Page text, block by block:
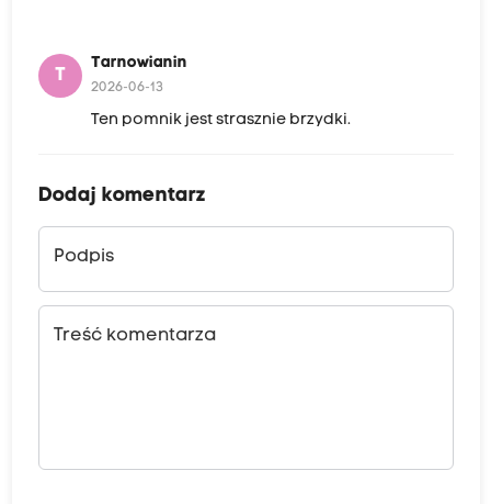
T
Tarnowianin
2026-06-13
Ten pomnik jest strasznie brzydki.
Dodaj komentarz
Podpis
Treść komentarza